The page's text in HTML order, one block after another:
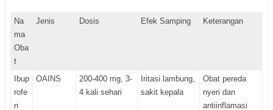
Na
ma
Oba
t
Jenis Dosis Efek Samping Keterangan
Ibup
rofe
n
OAINS
200-400 mg, 3-
4 kali sehari
Iritasi lambung,
sakit kepala
Obat pereda
nyeri dan
antiinflamasi